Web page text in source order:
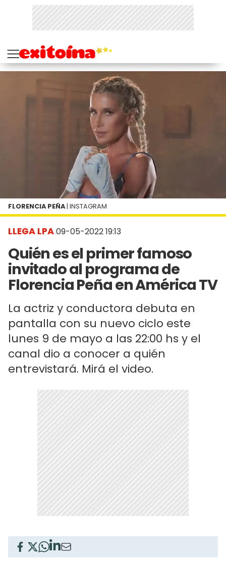
LLEGA LPA09-05-2022 19:13
Quién es el primer famoso
invitado al programa de
Florencia Peña en América TV
La actriz y conductora debuta en
pantalla con su nuevo ciclo este
lunes 9 de mayo a las 22:00 hs y el
canal dio a conocer a quién
entrevistará. Mirá el video.
FLORENCIA PEÑA | INSTAGRAM